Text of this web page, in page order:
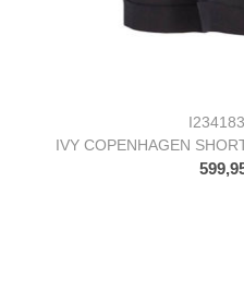
IVY COPENHAGEN